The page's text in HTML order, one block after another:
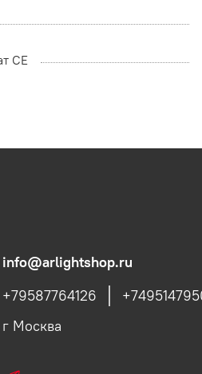
CE
info@arlightshop.ru
+79587764126
г Москва